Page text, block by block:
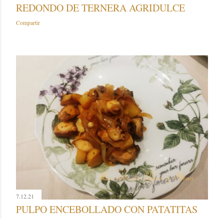
REDONDO DE TERNERA AGRIDULCE
Compartir
7.12.21
PULPO ENCEBOLLADO CON PATATITAS